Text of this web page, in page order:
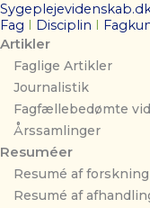
Fag
Disciplin
Artikler
Faglige Artikler
Journalistik
Fagfællebedømte
Årssamlinger
Resuméer
Resumé af forskning
Resumé af